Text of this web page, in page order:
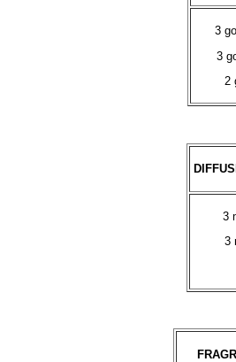
3
3
2
3
3